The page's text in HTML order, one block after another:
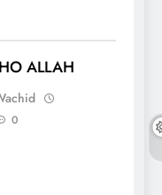
ALLAH
0